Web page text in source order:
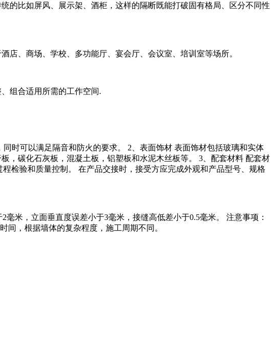
的比如屏风、展示架、酒柜，这样的隔断既能打破固有格局、区分不同性
、商场、学校、多功能厅、宴会厅、会议室、培训室等场所。
组合适用所需的工作空间.
时可以满足隔音和防火的要求。 2、表面饰材 表面饰材包括玻璃和实体
，碳化石灰板，混凝土板，铝塑板和水泥木丝板等。 3、配套材料 配套材
检验和质量控制。 在产品交接时，接受方应完成外观和产品型号、规格
米，立面垂直度误差小于3毫米，接缝高低差小于0.5毫米。 注意事项：
间，根据墙体的复杂程度，施工周期不同。